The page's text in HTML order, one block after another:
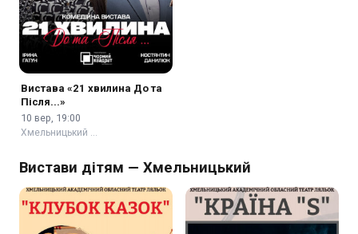
Вистава «21 хвилина До та
Після...»
10 вер, 19:00
Хмельницький …
Вистави дітям — Хмельницький